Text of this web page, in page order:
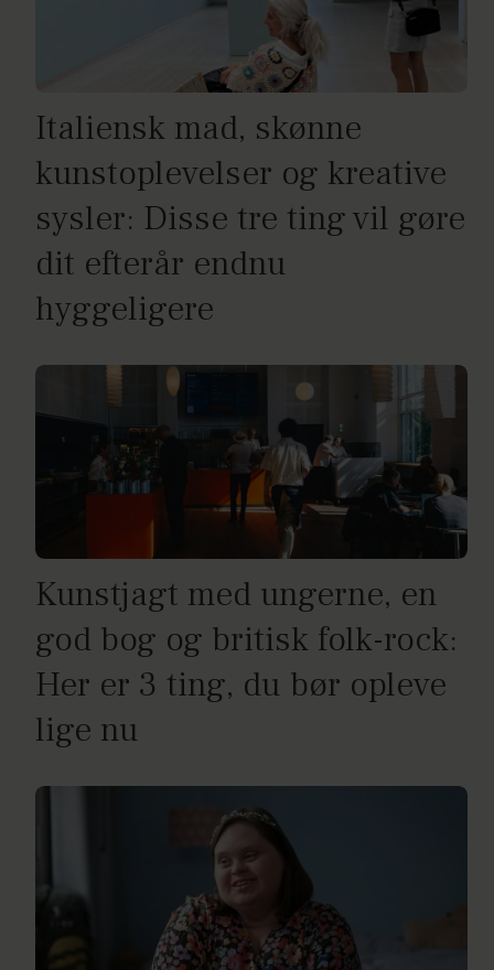
Italiensk mad, skønne
kunstoplevelser og kreative
sysler: Disse tre ting vil gøre
dit efterår endnu
hyggeligere
Kunstjagt med ungerne, en
god bog og britisk folk-rock:
Her er 3 ting, du bør opleve
lige nu